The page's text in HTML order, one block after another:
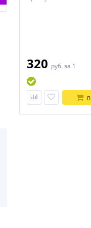
320 руб. за 1